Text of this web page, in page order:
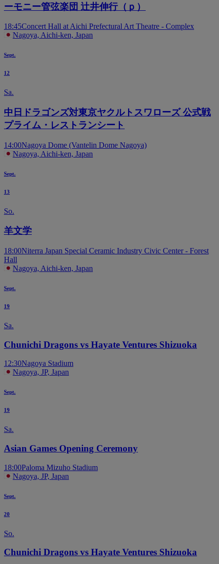
ーモニー管弦楽団 辻井伸行（ｐ）
18:45Concert Hall at Aichi Prefectural Art Theatre - Complex
Nagoya, Aichi-ken, Japan
Sept.
12
Sa.
中日ドラゴンズ対東京ヤクルトスワローズ 公式戦
プライム・レストランシート
14:00Nagoya Dome (Vantelin Dome Nagoya)
Nagoya, Aichi-ken, Japan
Sept.
13
So.
羊文学
18:00Niterra Japan Special Ceramic Industry Civic Center - Forest
Hall
Nagoya, Aichi-ken, Japan
Sept.
19
Sa.
Chunichi Dragons vs Hayate Ventures Shizuoka
12:30Nagoya Stadium
Nagoya, JP, Japan
Sept.
19
Sa.
Asian Games Opening Ceremony
18:00Paloma Mizuho Stadium
Nagoya, JP, Japan
Sept.
20
So.
Chunichi Dragons vs Hayate Ventures Shizuoka